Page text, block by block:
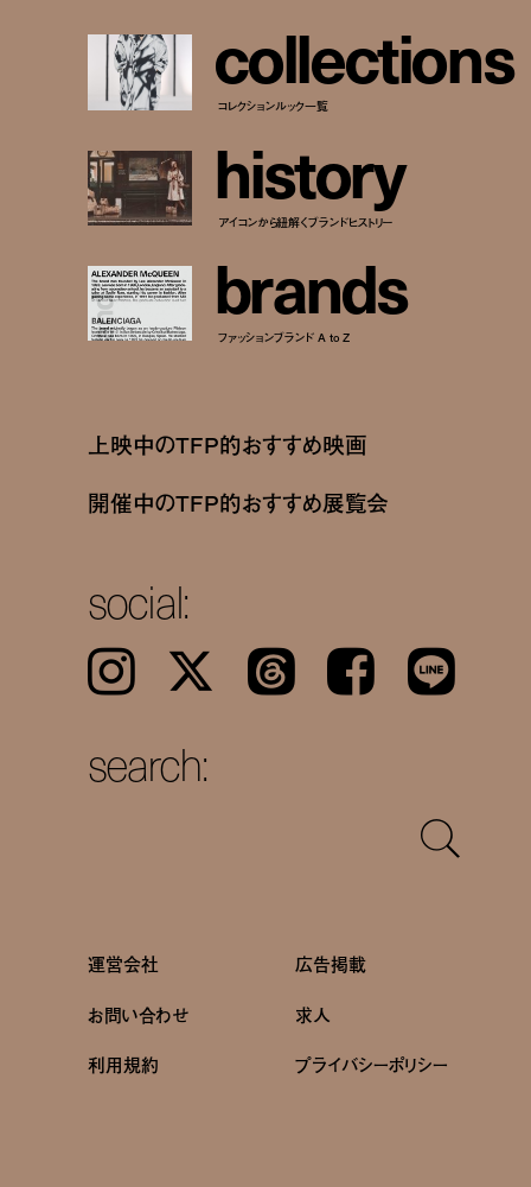
collections
コレクションルック一覧
history
アイコンから紐解くブランドヒストリー
brands
ファッションブランド A to Z
上映中のTFP的おすすめ映画
開催中のTFP的おすすめ展覧会
social:
Instagram 𝕏 Threads Facebook LINE
search:
運営会社
広告掲載
お問い合わせ
求人
利用規約
プライバシーポリシー